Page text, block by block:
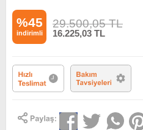
%45
indirimli
29.500,05TL
16.225,03 TL